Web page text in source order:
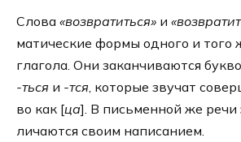
Слова «воз­вра­тить­ся» и
ма­ти­че­ские фор­мы одно­го и того
гла­го­ла. Они закан­чи­ва­ют­ся
-ться и -тся, кото­рые зву­чат
во как [ца]. В пись­мен­ной же речи
ли­ча­ют­ся сво­им напи­са­ни­ем.